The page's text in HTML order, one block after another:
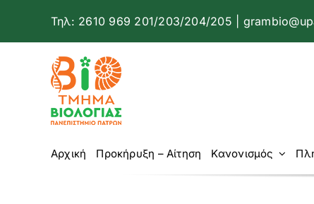
περιεχόμενο
Τηλ: 2610 969 201/203/204/205 |
Αρχική Προκήρυξη – Αίτηση Κανονισμός